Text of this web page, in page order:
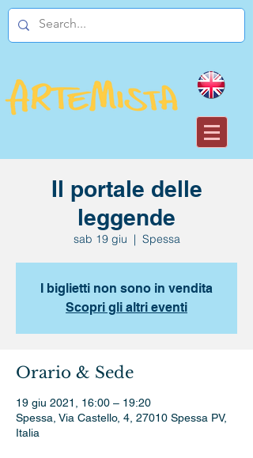
Il portale delle
leggende
sab 19 giu
  |
Spessa
I biglietti non sono in vendita
Scopri gli altri eventi
Orario & Sede
19 giu 2021, 16:00 – 19:20
Spessa, Via Castello, 4, 27010 Spessa PV,
Italia